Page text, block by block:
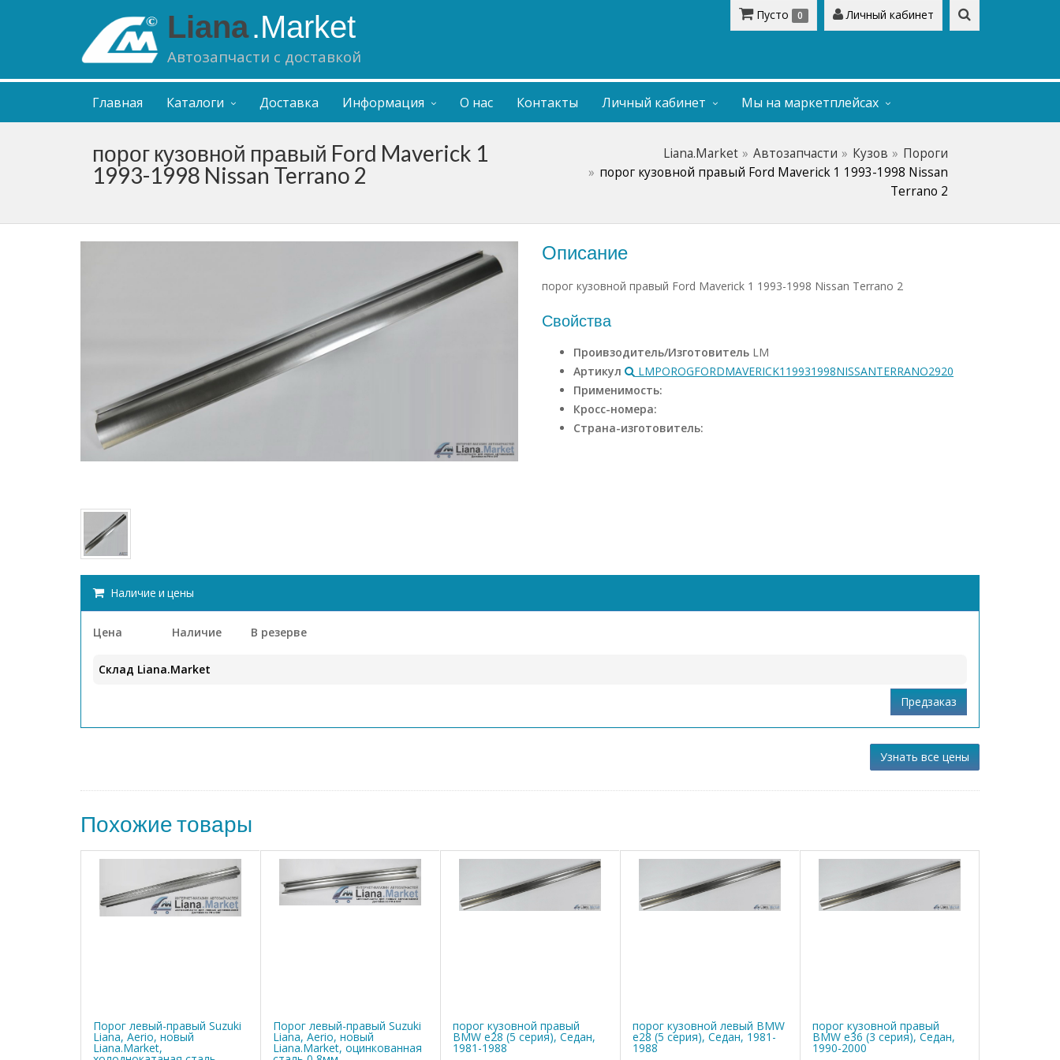
Liana.Market
Автозапчасти с доставкой
Пусто 0 Личный кабинет
Главная Каталоги Доставка Информация О нас Контакты Личный кабинет Мы на маркетплейсах
порог кузовной правый Ford Maverick 1
1993-1998 Nissan Terrano 2
Liana.Market Автозапчасти Кузов
Пороги
порог кузовной правый Ford Maverick 1 1993-1998 Nissan
Terrano 2
Описание
порог кузовной правый Ford Maverick 1 1993-1998 Nissan Terrano 2
Свойства
Проивзодитель/Изготовитель LM
Артикул
LMPOROGFORDMAVERICK119931998NISSANTERRANO2920
Применимость:
Кросс-номера:
Страна-изготовитель:
Наличие и цены
Цена Наличие В резерве
Склад Liana.Market
Узнать все цены
Похожие товары
Порог левый-правый Suzuki
Liana, Aerio, новый
Liana.Market,
Порог левый-правый Suzuki
Liana, Aerio, новый
Liana.Market, оцинкованная
порог кузовной правый
BMW е28 (5 серия), Седан,
1981-1988
порог кузовной левый BMW
е28 (5 серия), Седан, 1981-
1988
порог кузовной правый
BMW е36 (3 серия), Седан,
1990-2000